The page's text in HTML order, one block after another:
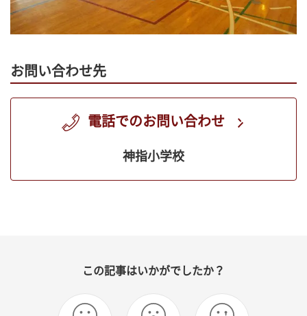
お問い合わせ先
電話でのお問い合わせ
神指小学校
この記事はいかがでしたか？